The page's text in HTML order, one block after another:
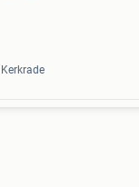
Kerkrade